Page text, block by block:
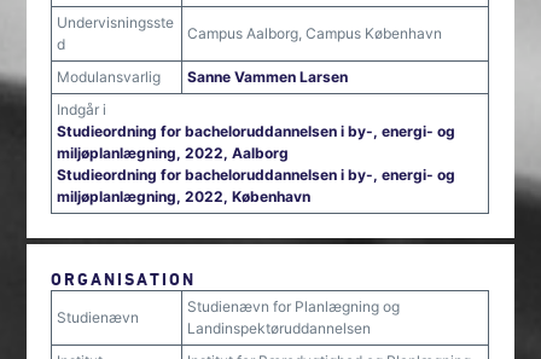
Undervisningsste
d
Campus Aalborg, Campus København
Modulansvarlig
Sanne Vammen Larsen
Indgår i
Studieordning for bacheloruddannelsen i by-, energi- og
miljøplanlægning, 2022, Aalborg
Studieordning for bacheloruddannelsen i by-, energi- og
miljøplanlægning, 2022, København
ORGANISATION
Studienævn
Studienævn for Planlægning og
Landinspektøruddannelsen